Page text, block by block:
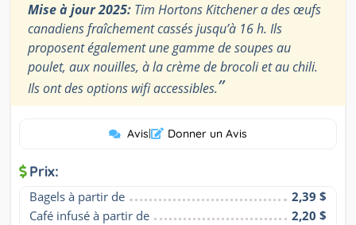
Mise à jour 2025: Tim Hortons Kitchener a des œufs
canadiens fraîchement cassés jusqu’à 16 h. Ils
proposent également une gamme de soupes au
poulet, aux nouilles, à la crème de brocoli et au chili.
Ils ont des options wifi accessibles.”
Avis| Donner un Avis
Prix:
Bagels à partir de
2,39 $
Café infusé à partir de
2,20 $